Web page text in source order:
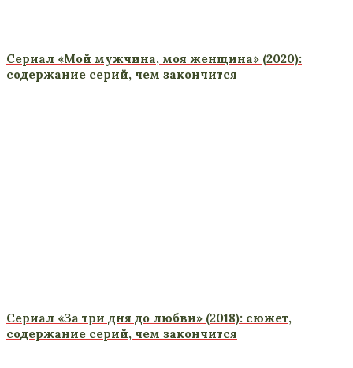
Сериал «Мой мужчина, моя женщина» (2020):
содержание серий, чем закончится
Сериал «За три дня до любви» (2018): сюжет,
содержание серий, чем закончится